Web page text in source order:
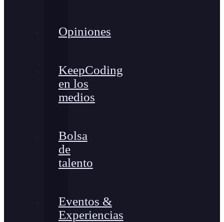
Opiniones
KeepCoding
en los
medios
Bolsa
de
talento
Eventos &
Experiencias